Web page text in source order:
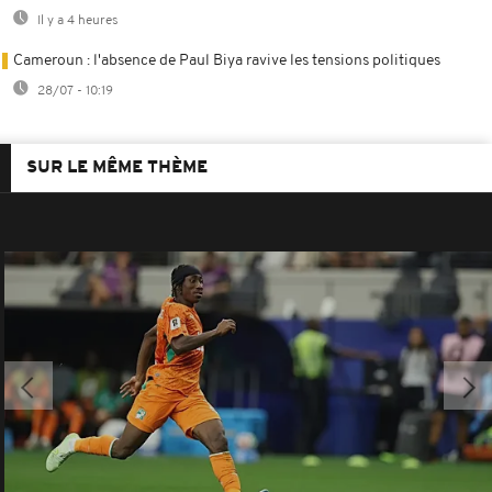
Il y a 4 heures
Cameroun : l'absence de Paul Biya ravive les tensions politiques
28/07 - 10:19
SUR LE MÊME THÈME